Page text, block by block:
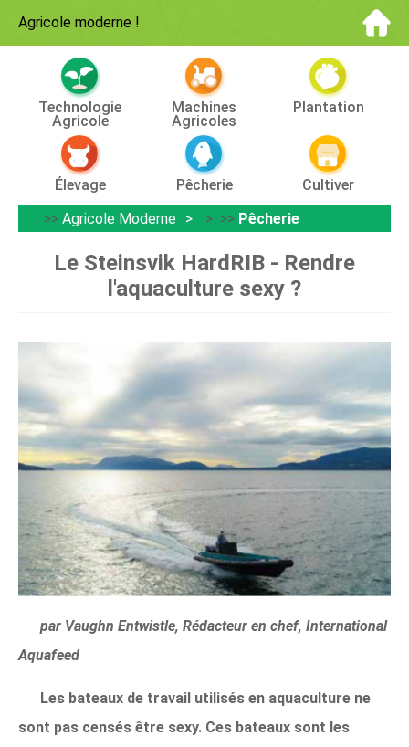
Agricole moderne !
Technologie
Agricole
Machines
Agricoles
Plantation
Élevage Pêcherie
Cultiver
>> Agricole Moderne > >> Pêcherie
Le Steinsvik HardRIB - Rendre
l'aquaculture sexy ?
par Vaughn Entwistle, Rédacteur en chef, International
Aquafeed
Les bateaux de travail utilisés en aquaculture ne
sont pas censés être sexy. Ces bateaux sont les